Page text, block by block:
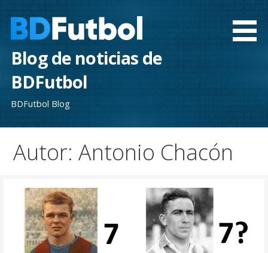
contenido
Blog de noticias de
BDFutbol
BDFutbol Blog
Autor: Antonio Chacón